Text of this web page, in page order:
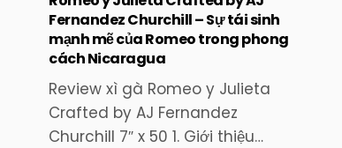
Fernandez Churchill – Sự tái sinh
mạnh mẽ của Romeo trong phong
cách Nicaragua
Review xì gà Romeo y Julieta
Crafted by AJ Fernandez
Churchill 7″ x 50 1. Giới thiệu…